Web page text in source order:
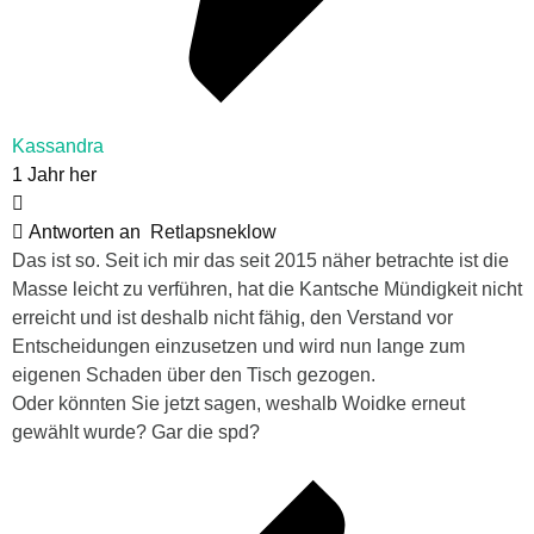
Kassandra
1 Jahr her
Antworten an
Retlapsneklow
Das ist so. Seit ich mir das seit 2015 näher betrachte ist die
Masse leicht zu verführen, hat die Kantsche Mündigkeit nicht
erreicht und ist deshalb nicht fähig, den Verstand vor
Entscheidungen einzusetzen und wird nun lange zum
eigenen Schaden über den Tisch gezogen.
Oder könnten Sie jetzt sagen, weshalb Woidke erneut
gewählt wurde? Gar die spd?